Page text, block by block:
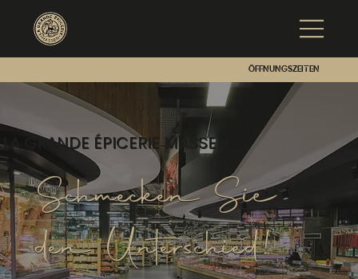
Öffnungszeiten
LA GRANDE ÉPICERIE MASSEN
Schmecken Sie
den Unterschied!